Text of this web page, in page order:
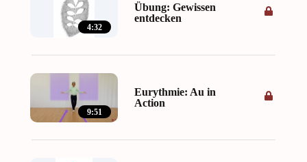
4:32
Übung: Gewissen
entdecken
9:51
Eurythmie: Au in
Action